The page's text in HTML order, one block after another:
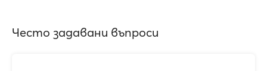
Често задавани въпроси